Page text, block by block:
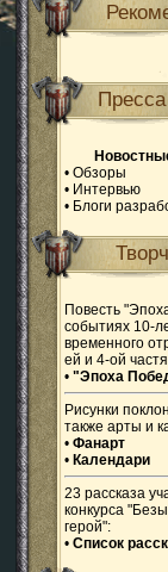
• Обзоры
• Интервью
• Блоги
Повесть
событиях 10-
временного
ей и 4-ой
• "Эпоха
Рисунки
также арты и
• Фанарт
• Календари
23 рассказа
конкурса
герой":
• Список